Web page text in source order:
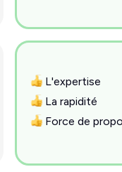
L'expertise
La rapidité
Force de